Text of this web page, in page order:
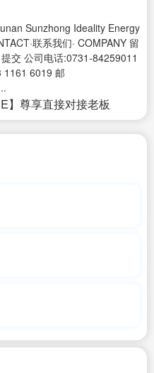
Sunzhong Ideality Energy
联系我们· COMPANY 留
交 公司电话:0731-84259011
1161 6019 邮
】尊享直接对接老板